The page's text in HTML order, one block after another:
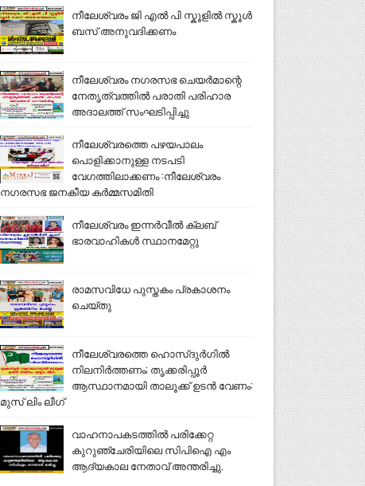
നീലേശ്വരം ജി എൽ പി സ്കൂളിൽ സ്കൂൾ
ബസ് അനുവദിക്കണം
നീലേശ്വരം നഗരസഭ ചെയർമാന്റെ
നേതൃത്വത്തിൽ പരാതി പരിഹാര
അദാലത്ത് സംഘടിപ്പിച്ചു
നീലേശ്വരത്തെ പഴയപാലം
പൊളിക്കാനുള്ള നടപടി
വേഗത്തിലാക്കണം :നീലേശ്വരം
നഗരസഭ ജനകീയ കർമ്മസമിതി
നീലേശ്വരം ഇന്നർവീൽ ക്ലബ്
ഭാരവാഹികൾ സ്ഥാനമേറ്റു
രാമസവിധേ പുസ്തകം പ്രകാശനം
ചെയ്തു
നീലേശ്വരത്തെ ഹൊസ്ദുർഗിൽ
നിലനിർത്തണം; തൃക്കരിപ്പൂർ
ആസ്ഥാനമായി താലൂക്ക് ഉടൻ വേണം:
മുസ് ലിം ലീഗ്
വാഹനാപകടത്തിൽ പരിക്കേറ്റ
കുറുഞ്ചേരിയിലെ സിപിഐ എം
ആദ്യകാല നേതാവ് അന്തരിച്ചു.